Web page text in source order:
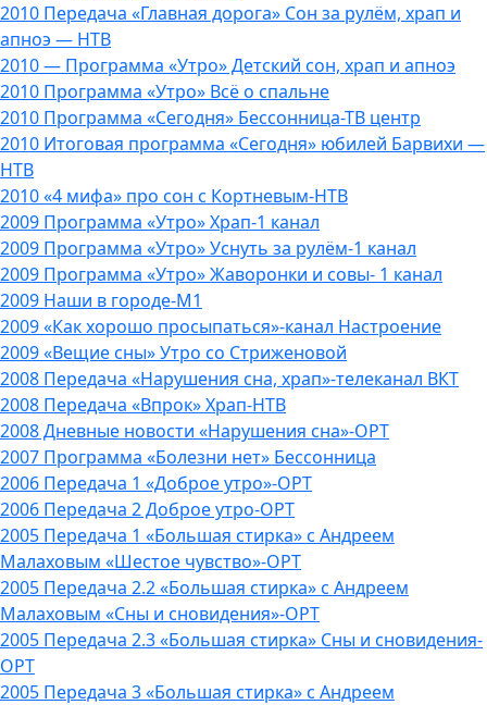
2010 Передача «Главная дорога» Сон за рулём, храп и
апноэ — НТВ
2010 — Программа «Утро» Детский сон, храп и апноэ
2010 Программа «Утро» Всё о спальне
2010 Программа «Сегодня» Бессонница-ТВ центр
2010 Итоговая программа «Сегодня» юбилей Барвихи —
НТВ
2010 «4 мифа» про сон с Кортневым-НТВ
2009 Программа «Утро» Храп-1 канал
2009 Программа «Утро» Уснуть за рулём-1 канал
2009 Программа «Утро» Жаворонки и совы- 1 канал
2009 Наши в городе-М1
2009 «Как хорошо просыпаться»-канал Настроение
2009 «Вещие сны» Утро со Стриженовой
2008 Передача «Нарушения сна, храп»-телеканал ВКТ
2008 Передача «Впрок» Храп-НТВ
2008 Дневные новости «Нарушения сна»-ОРТ
2007 Программа «Болезни нет» Бессонница
2006 Передача 1 «Доброе утро»-ОРТ
2006 Передача 2 Доброе утро-ОРТ
2005 Передача 1 «Большая стирка» с Андреем
Малаховым «Шестое чувство»-ОРТ
2005 Передача 2.2 «Большая стирка» с Андреем
Малаховым «Сны и сновидения»-ОРТ
2005 Передача 2.3 «Большая стирка» Сны и сновидения-
ОРТ
2005 Передача 3 «Большая стирка» с Андреем